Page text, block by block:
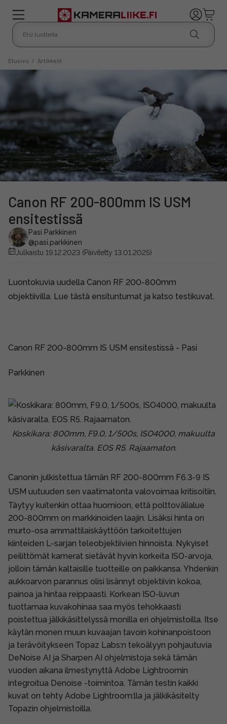
Etusivu / Artikkelit
Canon RF 200-800mm IS USM
ensitestissä
Pasi Parkkinen
@pasi.parkkinen
Julkaistu 19.12.2023 (Päivitetty 13.01.2025)
Luontokuvia uudella Canon RF 200-800mm
objektiivilla. Lue tästä ensituntumat ja katso testikuvat.
Canon RF 200-800mm IS USM ensitestissä - Pasi
Parkkinen
Koskikara: 800mm, F9.0, 1/500s, ISO4000, makuulta
käsivaralta. EOS R5. Rajaamaton.
Canonin julkistettua tämän RF 200-800mm F6.3-9 IS
USM uutuuden sen vaatimatonta valovoimaa kritisoitiin.
Täytyy kuitenkin ottaa huomioon, että polttovälialue
200-800mm on markkinoiden laajin. Lisäksi hinta on
murto-osa ammattilaiskäyttöön tarkoitettujen
kiinteiden L-sarjan teleobjektiivien hinnoista. Nykyiset
peilittömät kamerat sietävät hyvin korkeita ISO-arvoja,
jolloin tämän kaltaisille tuotteille on paikkansa. Yhdenkin
aukkoarvon parannus olisi lisännyt objektiivin kokoa,
painoa ja hintaa reippaasti. Korkean ISO-luvun
tuottamaa kuvakohinaa saa myös tehokkaasti
poistettua jälkikäsittelyssä monilla eri ohjelmistoilla. Itse
käytän monen muun kuvaajan tavoin kohinanpoistoon
ja terävöitykseen Topaz Labs:n tekoälyyn pohjautuvia
DeNoise AI ja Sharpen AI ohjelmistoja sekä tämän
vuoden aikana ilmestynyttä Adobe Lightroomin
integroitua Denoise -toimintoa. Tämän testin kaikki
kuvat on tehty Adobe Lightroom:lla ja jälkikäsitelty
Topazin ohjelmistoilla.